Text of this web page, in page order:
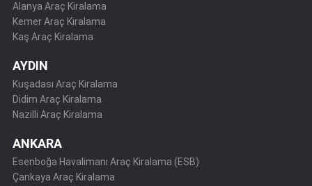
Alanya Araç Kiralama
Kemer Araç Kiralama
Kaş Araç Kiralama
AYDIN
Kuşadası Araç Kiralama
Didim Araç Kiralama
Nazilli Araç Kiralama
ANKARA
Esenboğa Havalimanı Araç Kiralama (ESB)
Çankaya Araç Kiralama